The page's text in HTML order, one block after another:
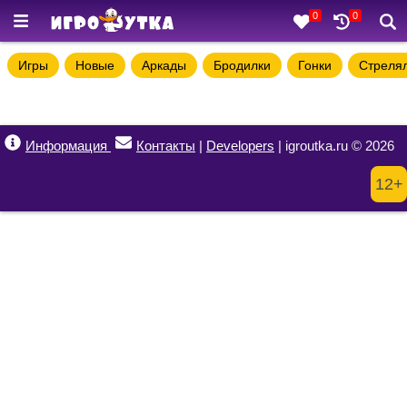
0 0
Игры Новые Аркады Бродилки Гонки
Информация Контакты | Developers | igroutka.ru © 2026
12+